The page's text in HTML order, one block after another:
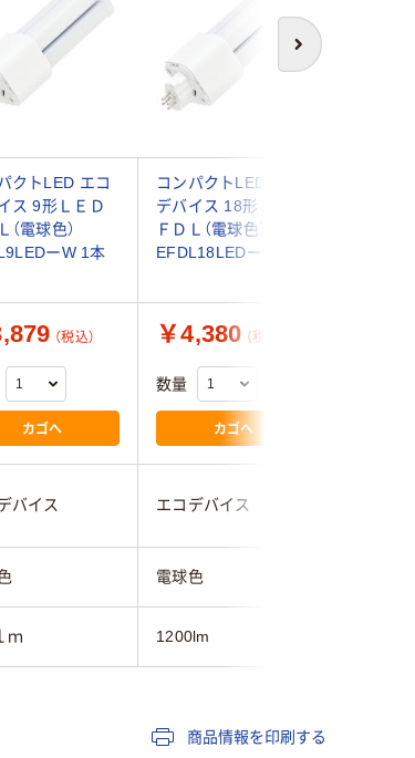
次へ
クトLED エコ
ス 9形ＬＥＤ
（電球色）
ーW 1本
コンパクトLED エコ
デバイス 18形ＬＥＤ
ＦＤＬ（電球色）
EFDL18LEDーW 1本
（税込）
カゴへ
￥4,380 （税込）
数量
カゴへ
バイス エコデバイス
電球色
ｍ 1200lm
商品情報を印刷する